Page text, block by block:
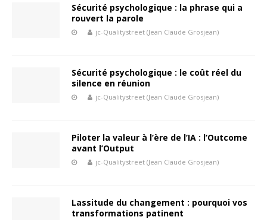
Sécurité psychologique : la phrase qui a
rouvert la parole
jc-Qualitystreet (Jean Claude Grosjean)
Sécurité psychologique : le coût réel du
silence en réunion
jc-Qualitystreet (Jean Claude Grosjean)
Piloter la valeur à l’ère de l’IA : l’Outcome
avant l’Output
jc-Qualitystreet (Jean Claude Grosjean)
Lassitude du changement : pourquoi vos
transformations patinent